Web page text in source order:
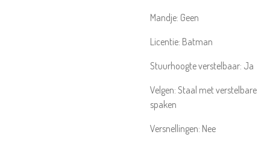
Mandje: Geen
Licentie: Batman
Stuurhoogte verstelbaar: Ja
Velgen: Staal met verstelbare
spaken
Versnellingen: Nee